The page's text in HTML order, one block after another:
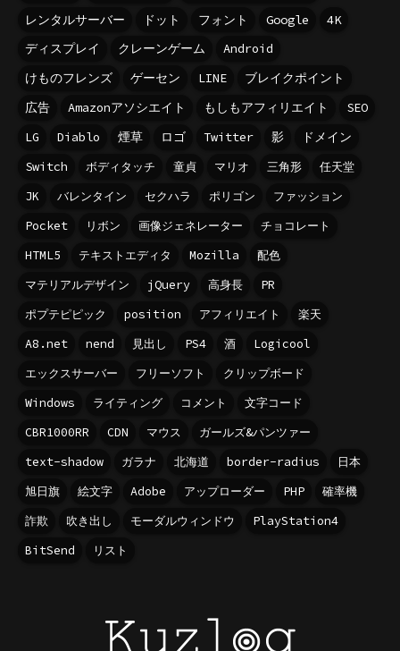
レンタルサーバー
ドット フォント Google
4K
ディスプレイ
クレーンゲーム
Android
けものフレンズ
ゲーセン LINE
ブレイクポイント
広告
Amazonアソシエイト もしもアフィリエイト
SEO
LG
Diablo 煙草 ロゴ Twitter 影
ドメイン
Switch
ボディタッチ 童貞 マリオ 三角形
任天堂
JK
バレンタイン セクハラ ポリゴン
ファッション
Pocket
リボン 画像ジェネレーター
チョコレート
HTML5
テキストエディタ Mozilla
配色
マテリアルデザイン
jQuery 高身長
PR
ポプテピピック
position アフィリエイト
楽天
A8.net
nend 見出し PS4 酒
Logicool
エックスサーバー
フリーソフト
クリップボード
Windows
ライティング コメント
文字コード
CBR1000RR
CDN マウス
ガールズ&パンツァー
text-shadow
ガラナ 北海道 border-radius
日本
旭日旗
絵文字 Adobe アップローダー PHP
確率機
詐欺
吹き出し モーダルウィンドウ
PlayStation4
BitSend
リスト